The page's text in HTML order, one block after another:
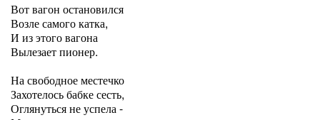
Вот вагон остановился
Возле самого катка,
И из этого вагона
Вылезает пионер.
На свободное местечко
Захотелось бабке сесть,
Оглянуться не успела -